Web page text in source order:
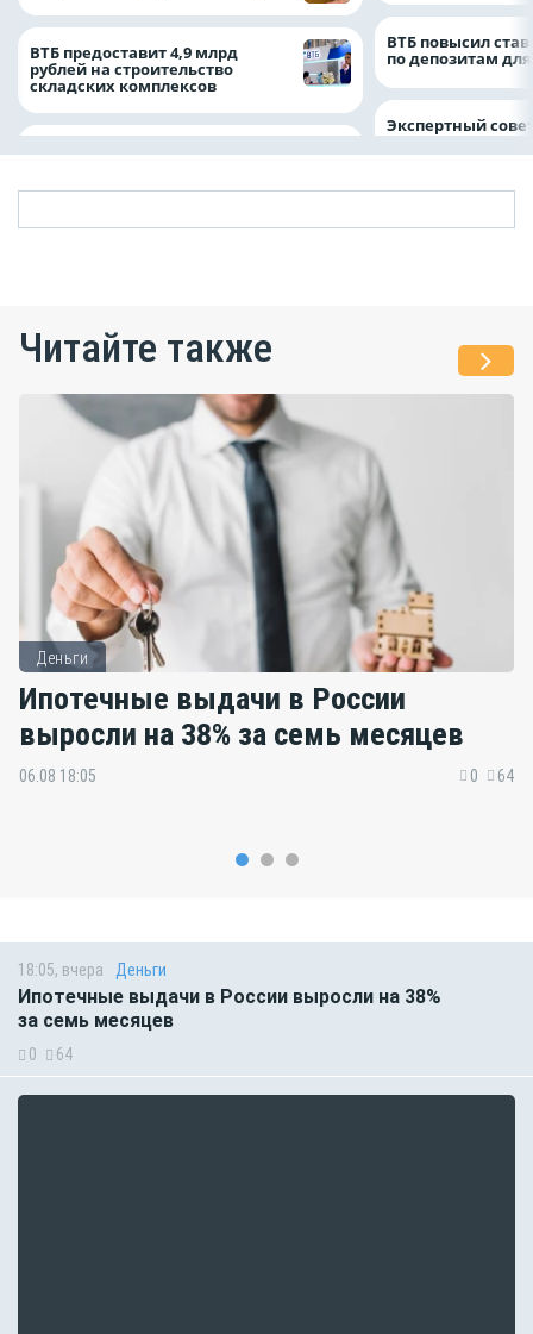
ВТБ предоставит 4,9 млрд
рублей на строительство
складских комплексов
ВТБ повысил
по депозитам
Экспертный
Читайте также
Деньги
Ипотечные выдачи в России
выросли на 38% за семь месяцев
06.08 18:05 0 64
18:05, вчера Деньги
Ипотечные выдачи в России выросли на 38%
за семь месяцев
0 64